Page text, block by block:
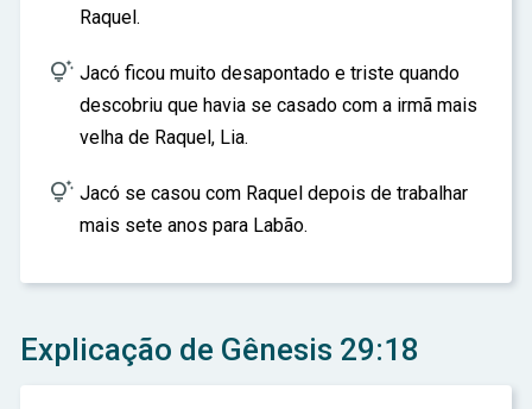
Raquel.
 Jacó ficou muito desapontado e triste quando
descobriu que havia se casado com a irmã mais
velha de Raquel, Lia.
 Jacó se casou com Raquel depois de trabalhar
mais sete anos para Labão.
Explicação de Gênesis 29:18